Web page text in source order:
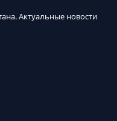
Актуальные новости